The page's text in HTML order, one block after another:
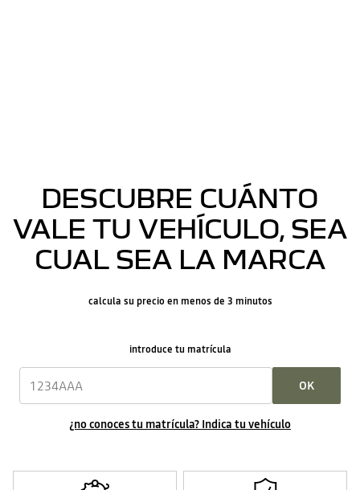
DESCUBRE CUÁNTO
VALE TU VEHÍCULO, SEA
CUAL SEA LA MARCA
calcula su precio en menos de 3 minutos
introduce tu matrícula
OK
¿no conoces tu matrícula? Indica tu vehículo